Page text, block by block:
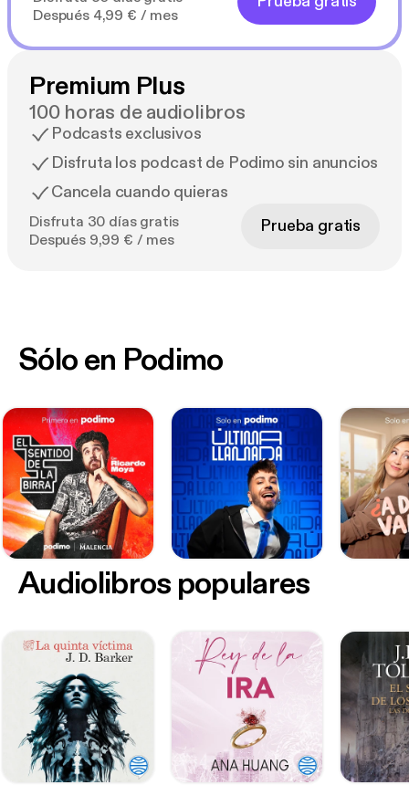
Después 4,99 € / mes
Premium Plus
100 horas de audiolibros
Podcasts exclusivos
Disfruta los podcast de Podimo sin anuncios
Cancela cuando quieras
Disfruta 30 días gratis
Después 9,99 € / mes
Prueba gratis
Sólo en Podimo
Audiolibros populares